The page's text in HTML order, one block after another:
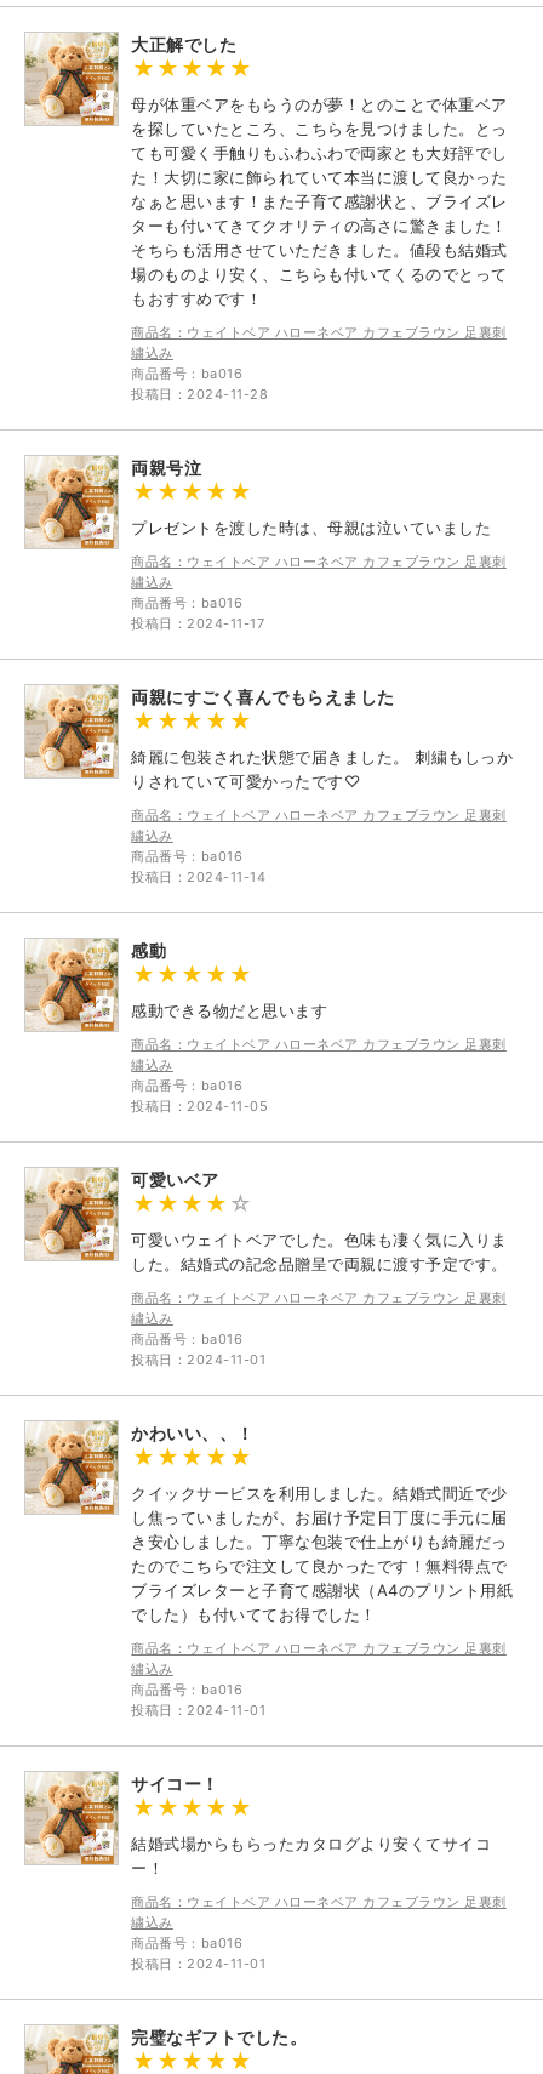
大正解でした
母が体重ベアをもらうのが夢！とのことで体重ベア
を探していたところ、こちらを見つけました。とっ
ても可愛く手触りもふわふわで両家とも大好評でし
た！大切に家に飾られていて本当に渡して良かった
なぁと思います！また子育て感謝状と、ブライズレ
ターも付いてきてクオリティの高さに驚きました！
そちらも活用させていただきました。値段も結婚式
場のものより安く、こちらも付いてくるのでとって
もおすすめです！
商品名：ウェイトベア ハローネベア カフェブラウン 足裏刺
繍込み
商品番号：ba016
投稿日：2024-11-28
両親号泣
プレゼントを渡した時は、母親は泣いていました
商品名：ウェイトベア ハローネベア カフェブラウン 足裏刺
繍込み
商品番号：ba016
投稿日：2024-11-17
両親にすごく喜んでもらえました
綺麗に包装された状態で届きました。 刺繍もしっか
りされていて可愛かったです♡
商品名：ウェイトベア ハローネベア カフェブラウン 足裏刺
繍込み
商品番号：ba016
投稿日：2024-11-14
感動
感動できる物だと思います
商品名：ウェイトベア ハローネベア カフェブラウン 足裏刺
繍込み
商品番号：ba016
投稿日：2024-11-05
可愛いベア
可愛いウェイトベアでした。色味も凄く気に入りま
した。結婚式の記念品贈呈で両親に渡す予定です。
商品名：ウェイトベア ハローネベア カフェブラウン 足裏刺
繍込み
商品番号：ba016
投稿日：2024-11-01
かわいい、、！
クイックサービスを利用しました。結婚式間近で少
し焦っていましたが、お届け予定日丁度に手元に届
き安心しました。丁寧な包装で仕上がりも綺麗だっ
たのでこちらで注文して良かったです！無料得点で
ブライズレターと子育て感謝状（A4のプリント用紙
でした）も付いててお得でした！
商品名：ウェイトベア ハローネベア カフェブラウン 足裏刺
繍込み
商品番号：ba016
投稿日：2024-11-01
サイコー！
結婚式場からもらったカタログより安くてサイコ
ー！
商品名：ウェイトベア ハローネベア カフェブラウン 足裏刺
繍込み
商品番号：ba016
投稿日：2024-11-01
完璧なギフトでした。